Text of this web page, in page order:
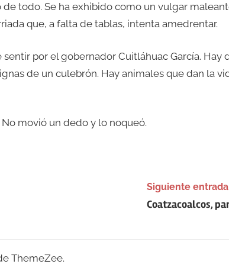
todo. Se ha exhibido como un vulgar
que, a falta de tablas, intenta amedrentar.
por el gobernador Cuitláhuac García. Hay
de un culebrón. Hay animales que dan la
movió un dedo y lo noqueó.
Siguiente entrada
Coatzacoalcos,
ThemeZee.